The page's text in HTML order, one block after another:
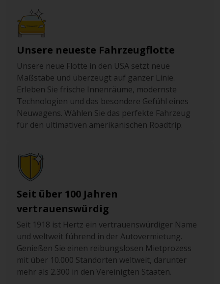
Unsere neueste Fahrzeugflotte
Unsere neue Flotte in den USA setzt neue
Maßstäbe und überzeugt auf ganzer Linie.
Erleben Sie frische Innenräume, modernste
Technologien und das besondere Gefühl eines
Neuwagens. Wählen Sie das perfekte Fahrzeug
für den ultimativen amerikanischen Roadtrip.
Seit über 100 Jahren
vertrauenswürdig
Seit 1918 ist Hertz ein vertrauenswürdiger Name
und weltweit führend in der Autovermietung.
Genießen Sie einen reibungslosen Mietprozess
mit über 10.000 Standorten weltweit, darunter
mehr als 2.300 in den Vereinigten Staaten.